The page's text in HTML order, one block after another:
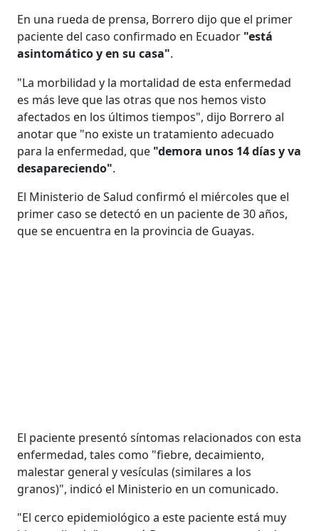
En una rueda de prensa, Borrero dijo que el primer
paciente del caso confirmado en Ecuador "está
asintomático y en su casa".
"La morbilidad y la mortalidad de esta enfermedad
es más leve que las otras que nos hemos visto
afectados en los últimos tiempos", dijo Borrero al
anotar que "no existe un tratamiento adecuado
para la enfermedad, que "demora unos 14 días y va
desapareciendo".
El Ministerio de Salud confirmó el miércoles que el
primer caso se detectó en un paciente de 30 años,
que se encuentra en la provincia de Guayas.
El paciente presentó síntomas relacionados con esta
enfermedad, tales como "fiebre, decaimiento,
malestar general y vesículas (similares a los
granos)", indicó el Ministerio en un comunicado.
"El cerco epidemiológico a este paciente está muy